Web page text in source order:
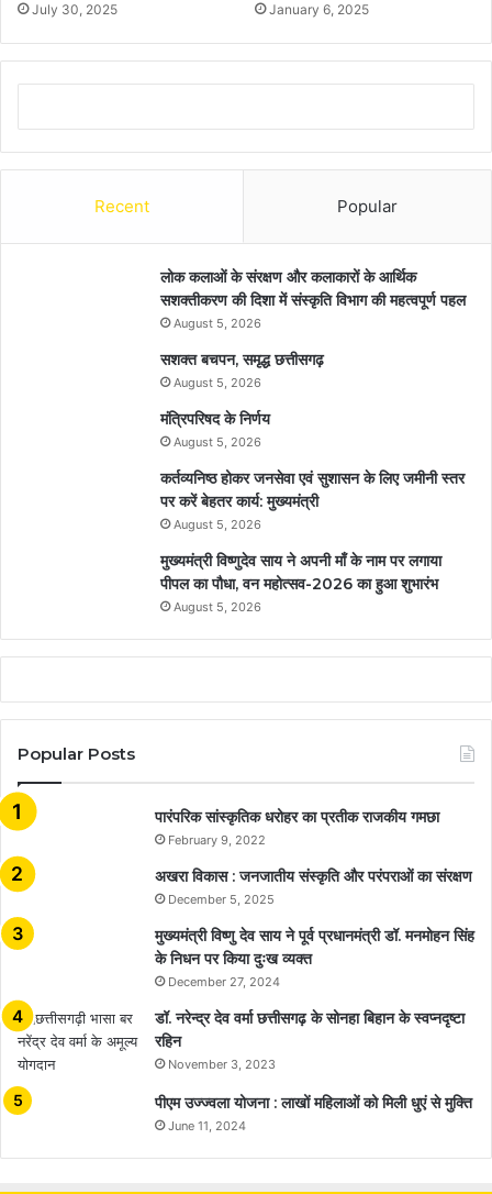
July 30, 2025 January 6, 2025
Recent Popular
लोक कलाओं के संरक्षण और कलाकारों के आर्थिक
सशक्तीकरण की दिशा में संस्कृति विभाग की महत्वपूर्ण पहल
August 5, 2026
सशक्त बचपन, समृद्ध छत्तीसगढ़
August 5, 2026
मंत्रिपरिषद के निर्णय
August 5, 2026
कर्तव्यनिष्ठ होकर जनसेवा एवं सुशासन के लिए जमीनी स्तर
पर करें बेहतर कार्य: मुख्यमंत्री
August 5, 2026
मुख्यमंत्री विष्णुदेव साय ने अपनी माँ के नाम पर लगाया
पीपल का पौधा, वन महोत्सव-2026 का हुआ शुभारंभ
August 5, 2026
Popular Posts
​​​​​​​पारंपरिक सांस्कृतिक धरोहर का प्रतीक राजकीय गमछा
February 9, 2022
अखरा विकास : जनजातीय संस्कृति और परंपराओं का संरक्षण
December 5, 2025
मुख्यमंत्री विष्णु देव साय ने पूर्व प्रधानमंत्री डॉ. मनमोहन सिंह
के निधन पर किया दुःख व्यक्त
December 27, 2024
डॉ. नरेन्द्र देव वर्मा छत्तीसगढ़ के सोनहा बिहान के स्वप्नदृष्टा
रहिन
November 3, 2023
पीएम उज्ज्वला योजना : लाखों महिलाओं को मिली धुएं से मुक्ति
June 11, 2024